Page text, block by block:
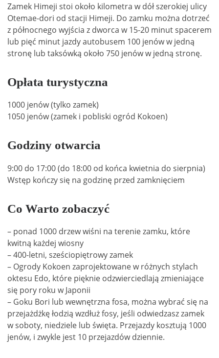
Zamek Himeji stoi około kilometra w dół szerokiej ulicy
Otemae-dori od stacji Himeji. Do zamku można dotrzeć
z północnego wyjścia z dworca w 15-20 minut spacerem
lub pięć minut jazdy autobusem 100 jenów w jedną
stronę lub taksówką około 750 jenów w jedną stronę.
Opłata turystyczna
1000 jenów (tylko zamek)
1050 jenów (zamek i pobliski ogród Kokoen)
Godziny otwarcia
9:00 do 17:00 (do 18:00 od końca kwietnia do sierpnia)
Wstęp kończy się na godzinę przed zamknięciem
Co Warto zobaczyć
– ponad 1000 drzew wiśni na terenie zamku, które
kwitną każdej wiosny
– 400-letni, sześciopiętrowy zamek
– Ogrody Kokoen zaprojektowane w różnych stylach
oktesu Edo, które pięknie odzwierciedlają zmieniające
się pory roku w Japonii
– Goku Bori lub wewnętrzna fosa, można wybrać się na
przejażdżkę łodzią wzdłuż fosy, jeśli odwiedzasz zamek
w soboty, niedziele lub święta. Przejazdy kosztują 1000
jenów, i zwykle jest 10 przejazdów dziennie.